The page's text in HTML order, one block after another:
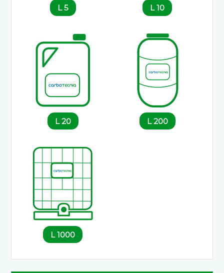
5 L 10 L
20 L 200 L
1000 L